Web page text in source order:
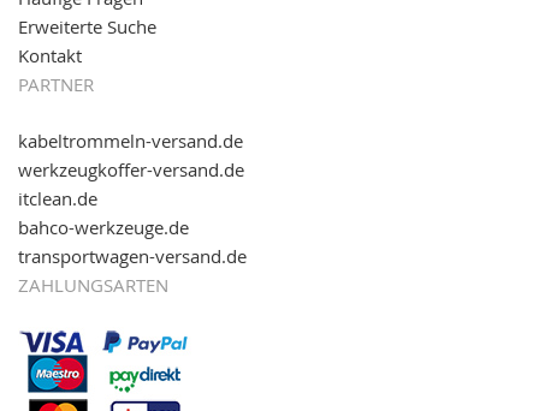
Erweiterte Suche
Kontakt
PARTNER
kabeltrommeln-versand.de
werkzeugkoffer-versand.de
itclean.de
bahco-werkzeuge.de
transportwagen-versand.de
ZAHLUNGSARTEN